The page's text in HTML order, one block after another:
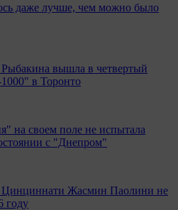
даже лучше, чем можно было
Рыбакина вышла в четвертый
в Торонто
на своем поле не испытала
с "Днепром"
Цинциннати Жасмин Паолини не
году